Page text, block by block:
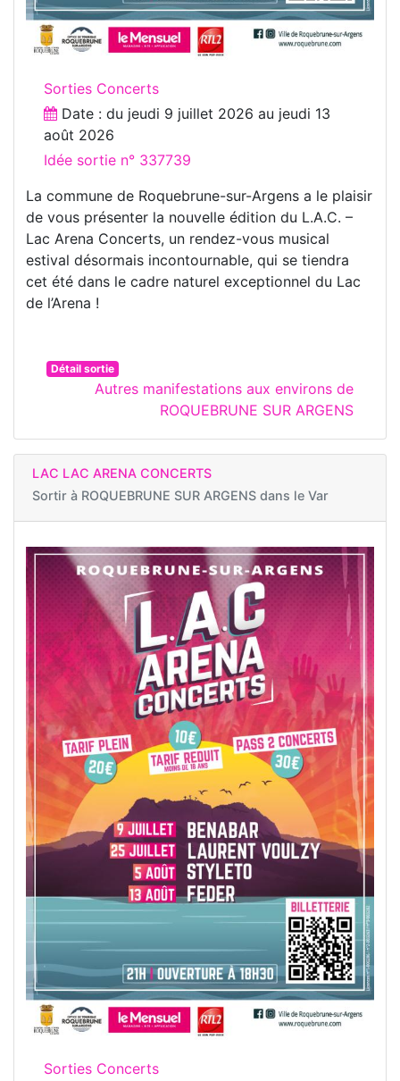
Sorties Concerts
Date : du jeudi 9 juillet 2026 au jeudi 13
août 2026
Idée sortie n° 337739
La commune de Roquebrune-sur-Argens a le plaisir
de vous présenter la nouvelle édition du L.A.C. –
Lac Arena Concerts, un rendez-vous musical
estival désormais incontournable, qui se tiendra
cet été dans le cadre naturel exceptionnel du Lac
de l’Arena !
Détail sortie
Autres manifestations aux environs de
ROQUEBRUNE SUR ARGENS
LAC LAC ARENA CONCERTS
Sortir à ROQUEBRUNE SUR ARGENS dans le Var
Sorties Concerts